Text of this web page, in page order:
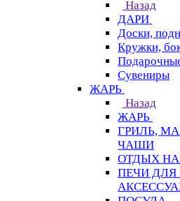
Назад
ДАРИ
Доски,
Кружки,
Сувениры
ЖАРЬ
Назад
ЖАРЬ
ГРИЛЬ,
ЧАШИ
ОТДЫХ НА
ПЕЧИ ДЛЯ